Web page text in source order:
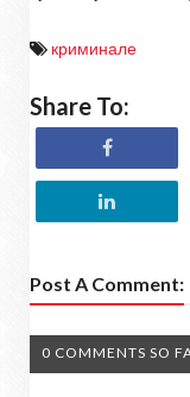
криминале
Share To:
Post A Comment:
0 COMMENTS SO